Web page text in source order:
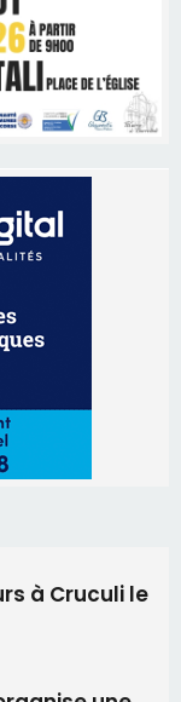
à Cruculi le
une
de San
et